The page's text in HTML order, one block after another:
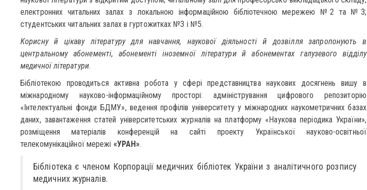
електронних читальних залах з локальною інформаційною бібліотечною мережею №2 та №3;
студентських читальних залах в гуртожитках №3 і №5.
Корисну й цікаву літературу для навчання, наукової діяльності й дозвілля запропонують в
центральному абонементі, абонементі іноземної літератури й абонементах галузевого відділу
медичної літератури.
Бібліотекою проводиться активна робота у сфері представництва наукових досягнень вишу в
міжнародному науково-інформаційному просторі: адміністрування цифрового репозиторію
«Інтелектуальні фонди БДМУ», ведення профілів університету у міжнародних наукометричних базах
даних, завантаження статей університетських журналів на платформу «Наукова періодика України»,
розміщення матеріалів конференцій на сайті проекту Української науково-освітньої
телекомунікаційної мережі «УРАН».
Бібліотека є членом Корпорації медичних бібліотек України з аналітичного розпису
медичних журналів.